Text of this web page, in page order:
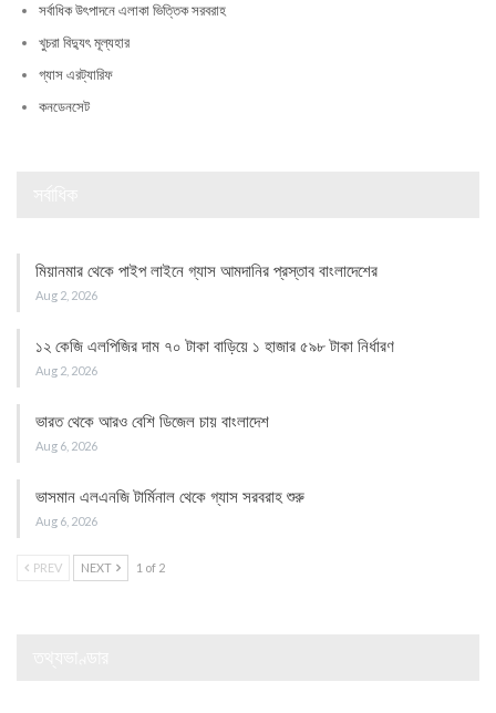
সর্বাধিক উৎপাদনে এলাকা ভিত্তিক সরবরাহ
খুচরা বিদ্যুৎ মূল্যহার
গ্যাস এরট্যারিফ
কনডেনসেট
মিয়ানমার থেকে পাইপ লাইনে গ্যাস আমদানির প্রস্তাব বাংলাদেশের
Aug 2, 2026
১২ কেজি এলপিজির দাম ৭০ টাকা বাড়িয়ে ১ হাজার ৫৯৮ টাকা নির্ধারণ
Aug 2, 2026
ভারত থেকে আরও বেশি ডিজেল চায় বাংলাদেশ
Aug 6, 2026
ভাসমান এলএনজি টার্মিনাল থেকে গ্যাস সরবরাহ শুরু
Aug 6, 2026
PREV NEXT 1 of 2